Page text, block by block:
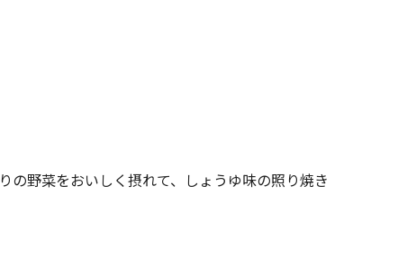
の野菜をおいしく摂れて、しょうゆ味の照り焼き